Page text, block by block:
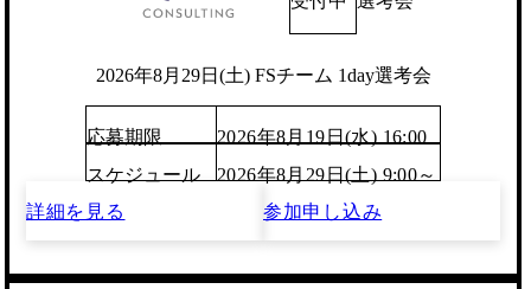
2026年8月29日(土) FSチーム 1day選考会
応募期限
2026年8月19日(水) 16:00
スケジュール
2026年8月29日(土) 9:00～
詳細を見る
参加申し込み